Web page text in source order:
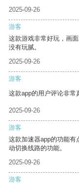
2025-09-26
游客
这款游戏非常好玩，画
没有玩腻。
2025-09-26
游客
这款app的用户评论非常
2025-09-26
游客
这款加速器app的功能有
动切换线路的功能。
2025-09-26
游客